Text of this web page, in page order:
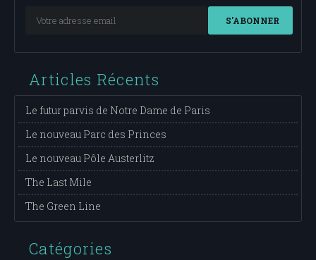
S'ABONNER
Articles Récents
Le futur parvis de Notre Dame de Paris
Le nouveau Parc des Princes
Le nouveau Pôle Austerlitz
The Last Mile
The Green Line
Catégories